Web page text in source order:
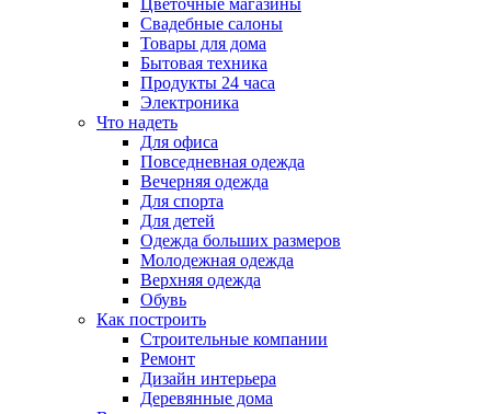
Свадебные салоны
Товары для дома
Бытовая техника
Продукты 24 часа
Электроника
Что надеть
Для офиса
Повседневная одежда
Вечерняя одежда
Для спорта
Для детей
Одежда больших размеров
Молодежная одежда
Верхняя одежда
Обувь
Как построить
Строительные компании
Ремонт
Дизайн интерьера
Деревянные дома